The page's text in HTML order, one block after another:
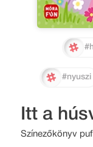
#nyuszi
Itt a
Színezőkönyv